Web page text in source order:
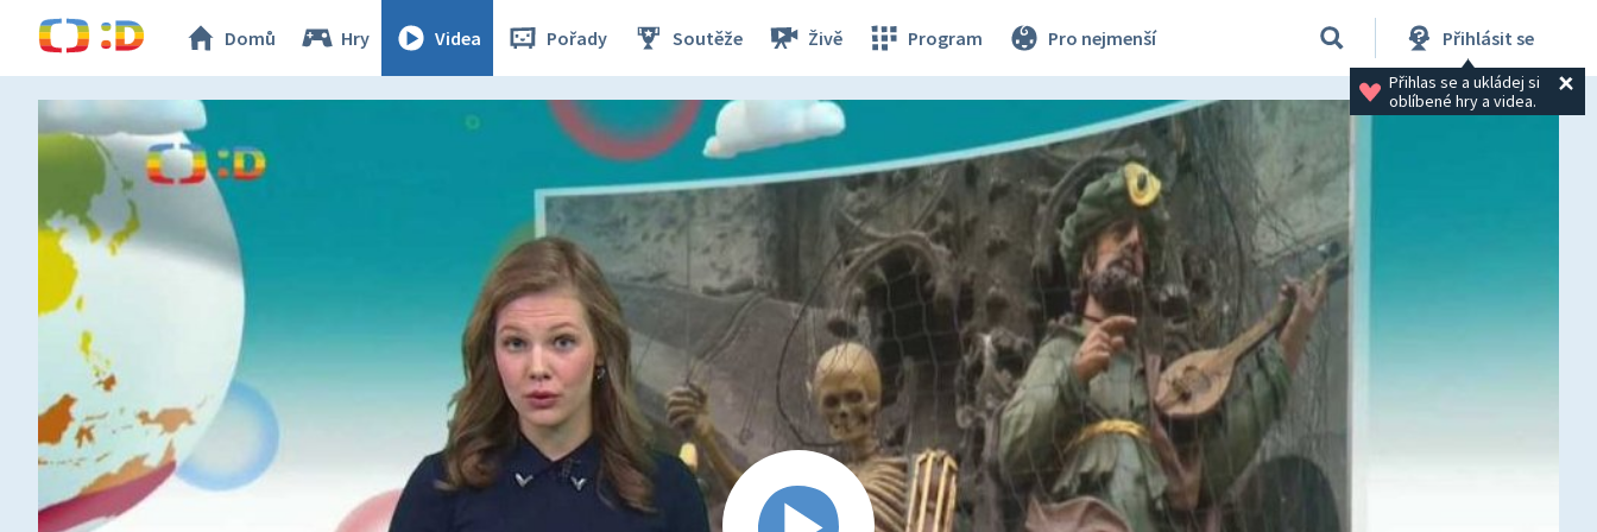
Domů Hry Videa Pořady Soutěže Živě Program Pro nejmenší Přihlásit se
Přihlas se a ukládej si
oblíbené hry a videa.